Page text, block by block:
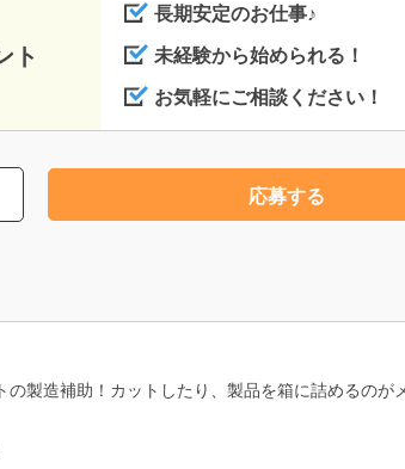
ト
長期安定のお仕事♪
未経験から始められる！
お気軽にご相談ください！
応募する
製造補助！カットしたり、製品を箱に詰めるのが